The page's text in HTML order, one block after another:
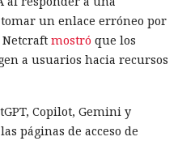
un enlace erróneo por
mostró que los
a usuarios hacia recursos
Copilot, Gemini y
páginas de acceso de